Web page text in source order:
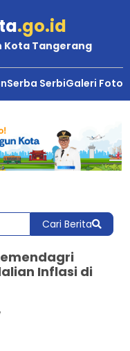
.go.id
Kota Tangerang
Serba SerbiGaleri Foto
Cari Berita
Inflasi di